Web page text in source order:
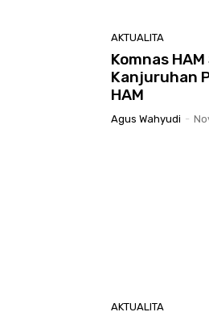
AKTUALITA
Komnas
Kanjuruhan
HAM
Agus Wahyudi -
AKTUALITA